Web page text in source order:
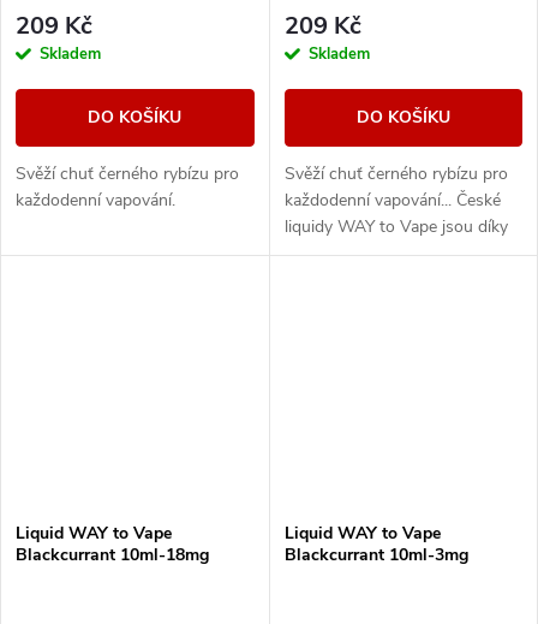
209 Kč
Skladem
DO KOŠÍKU
Svěží chuť černého rybízu pro
každodenní vapování.
209 Kč
Skladem
DO KOŠÍKU
Svěží chuť černého rybízu pro
každodenní vapování... České
liquidy WAY to Vape jsou díky
vyváženému poměru složek
Liquid WAY to Vape
Blackcurrant 10ml-18mg
Liquid WAY to Vape
Blackcurrant 10ml-3mg